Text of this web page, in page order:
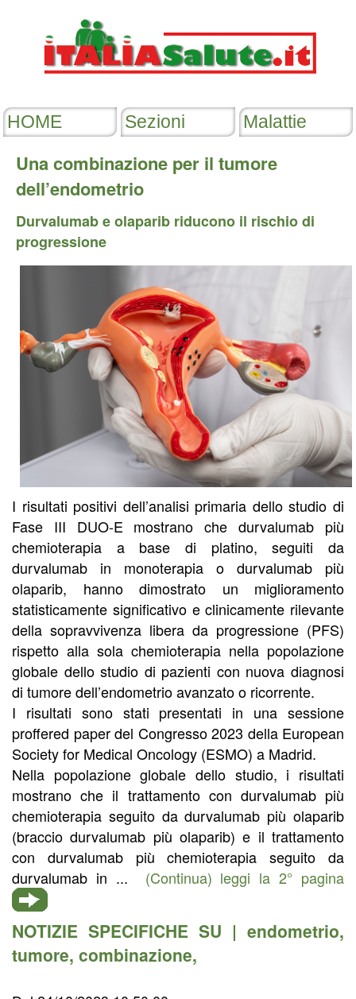
Una combinazione per il tumore
dell’endometrio
Durvalumab e olaparib riducono il rischio di
progressione
I risultati positivi dell’analisi primaria dello studio di
Fase III DUO-E mostrano che durvalumab più
chemioterapia a base di platino, seguiti da
durvalumab in monoterapia o durvalumab più
olaparib, hanno dimostrato un miglioramento
statisticamente significativo e clinicamente rilevante
della sopravvivenza libera da progressione (PFS)
rispetto alla sola chemioterapia nella popolazione
globale dello studio di pazienti con nuova diagnosi
di tumore dell’endometrio avanzato o ricorrente.
I risultati sono stati presentati in una sessione
proffered paper del Congresso 2023 della European
Society for Medical Oncology (ESMO) a Madrid.
Nella popolazione globale dello studio, i risultati
mostrano che il trattamento con durvalumab più
chemioterapia seguito da durvalumab più olaparib
(braccio durvalumab più olaparib) e il trattamento
con durvalumab più chemioterapia seguito da
durvalumab in ... (Continua) leggi la 2° pagina
NOTIZIE SPECIFICHE SU | endometrio,
tumore, combinazione,